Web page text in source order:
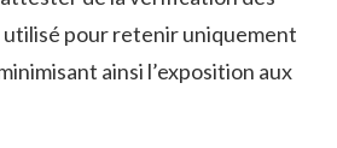
utilisé pour retenir uniquement
ainsi l’exposition aux